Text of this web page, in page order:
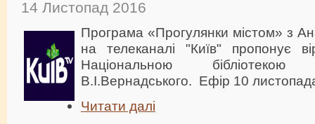
14 Листопад 2016
Програма «Прогулянки містом» з
на телеканалі "Київ" пропонує
Національною
В.І.Вернадського. Ефір 10
Читати далі